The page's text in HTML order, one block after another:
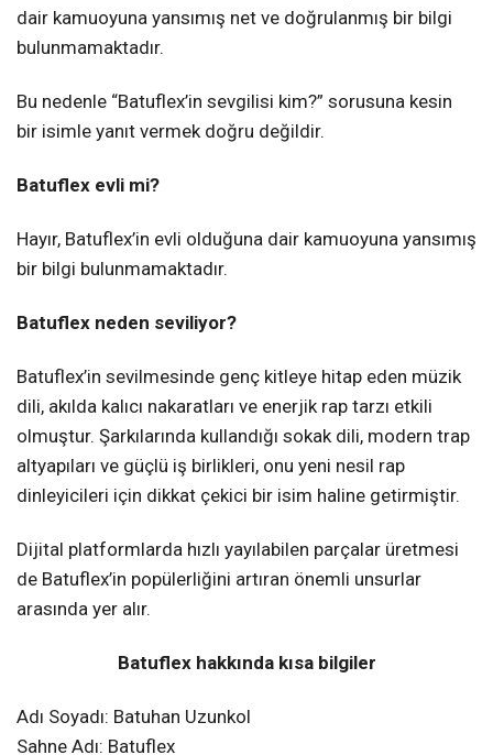
dair kamuoyuna yansımış net ve doğrulanmış bir bilgi
bulunmamaktadır.
Bu nedenle “Batuflex’in sevgilisi kim?” sorusuna kesin
bir isimle yanıt vermek doğru değildir.
Batuflex evli mi?
Hayır, Batuflex’in evli olduğuna dair kamuoyuna yansımış
bir bilgi bulunmamaktadır.
Batuflex neden seviliyor?
Batuflex’in sevilmesinde genç kitleye hitap eden müzik
dili, akılda kalıcı nakaratları ve enerjik rap tarzı etkili
olmuştur. Şarkılarında kullandığı sokak dili, modern trap
altyapıları ve güçlü iş birlikleri, onu yeni nesil rap
dinleyicileri için dikkat çekici bir isim haline getirmiştir.
Dijital platformlarda hızlı yayılabilen parçalar üretmesi
de Batuflex’in popülerliğini artıran önemli unsurlar
arasında yer alır.
Batuflex hakkında kısa bilgiler
Adı Soyadı: Batuhan Uzunkol
Sahne Adı: Batuflex